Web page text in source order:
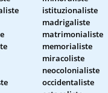
istituzionaliste
madrigaliste
matrimonialiste
memorialiste
miracoliste
neocolonialiste
occidentaliste